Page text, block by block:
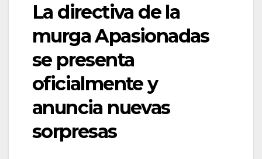
La directiva de la
murga Apasionadas
se presenta
oficialmente y
anuncia nuevas
sorpresas